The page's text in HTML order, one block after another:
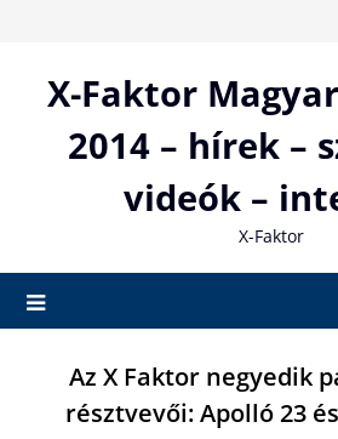
contentX-Faktor
2014 – hírek –
videók –
X-Faktor
Az X Faktor negyedik
résztvevői: Apolló 23